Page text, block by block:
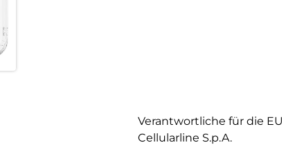
Verantwortliche für die EU
Cellularline S.p.A.